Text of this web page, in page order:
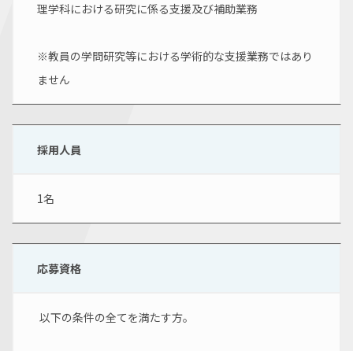
理学科における研究に係る支援及び補助業務
※教員の学問研究等における学術的な支援業務ではあり
ません
採用人員
1名
応募資格
以下の条件の全てを満たす方。